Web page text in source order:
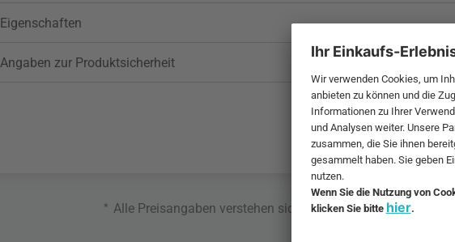
Eigenschaften
Angaben zur Produktsicherheit
* Alle Preisangaben verstehen sich inklusive MwSt. und zzgl.